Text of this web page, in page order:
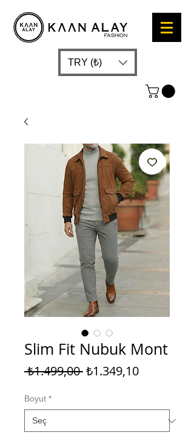
TRY (₺)
Slim Fit Nubuk Mont
₺1.499,00 Normal
₺1.349,10İndirimli
Boyut *